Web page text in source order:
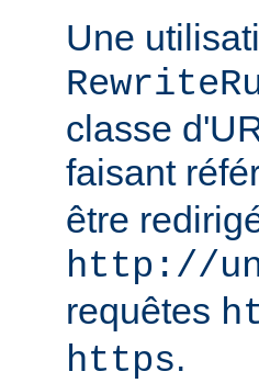
Une
classe
faisant
être
http://
requêtes
https.